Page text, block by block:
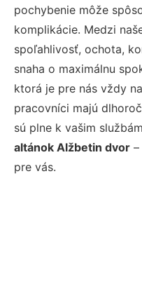
pochybenie môže
komplikácie. Medzi
spoľahlivosť, ochota,
snaha o maximálnu
ktorá je pre nás vždy
pracovníci majú
sú plne k vašim
altánok Alžbetin dvor
pre vás.